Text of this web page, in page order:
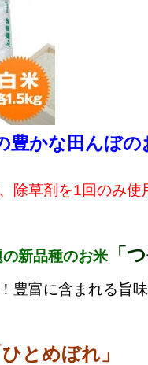
豊かな田んぼの
除草剤を1回のみ使
新品種のお米「
豊富に含まれる旨
ひとめぼれ」